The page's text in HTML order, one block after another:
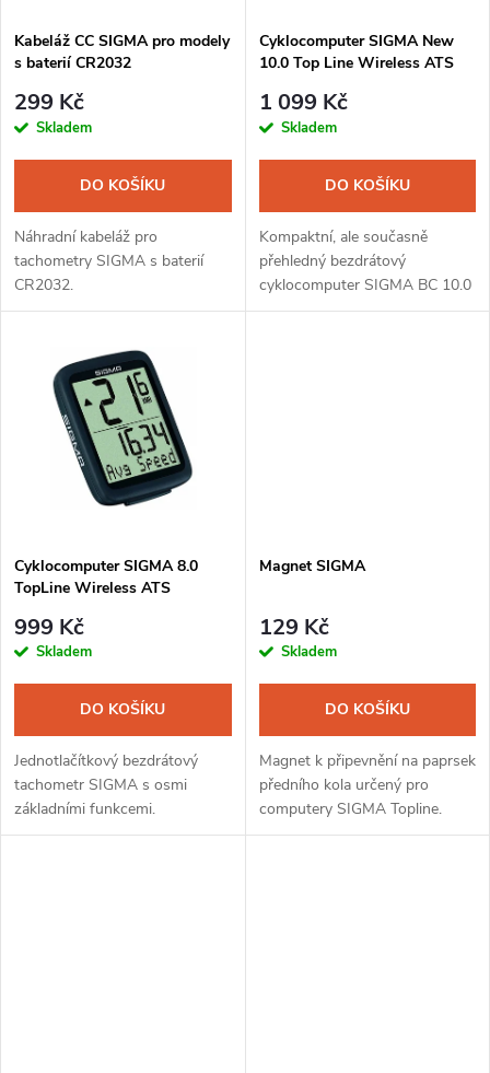
p
r
o
d
u
s
p
r
d
u
Kabeláž CC SIGMA pro modely
s baterií CR2032
299 Kč
Skladem
DO KOŠÍKU
Náhradní kabeláž pro
tachometry SIGMA s baterií
CR2032.
Cyklocomputer SIGMA New
10.0 Top Line Wireless ATS
1 099 Kč
Skladem
DO KOŠÍKU
Kompaktní, ale současně
přehledný bezdrátový
cyklocomputer SIGMA BC 10.0
WL nabízí deset
Cyklocomputer SIGMA 8.0
TopLine Wireless ATS
999 Kč
Skladem
DO KOŠÍKU
Jednotlačítkový bezdrátový
tachometr SIGMA s osmi
základními funkcemi.
Magnet SIGMA
129 Kč
Skladem
DO KOŠÍKU
Magnet k připevnění na paprsek
předního kola určený pro
computery SIGMA Topline.